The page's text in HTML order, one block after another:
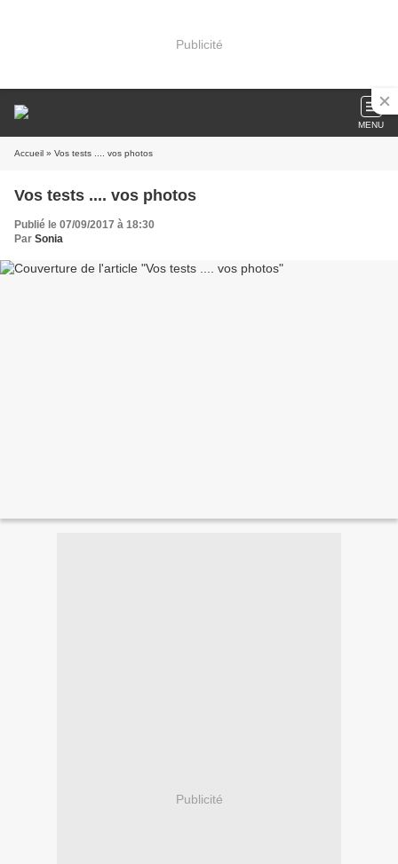
Publicité
MENU
Accueil » Vos tests .... vos photos
Vos tests .... vos photos
Publié le 07/09/2017 à 18:30
Par Sonia
Publicité